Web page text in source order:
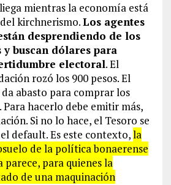
mientras la economía está
kirchnerismo.Los agentes
desprendiendo de los
y buscan dólares para
electoral. El
rozó los 900 pesos. El
abasto para comprar los
hacerlo debe emitir más,
Si no lo hace, el Tesoro se
default. Es este contexto,la
de la política bonaerense
para quienes la
de una maquinación